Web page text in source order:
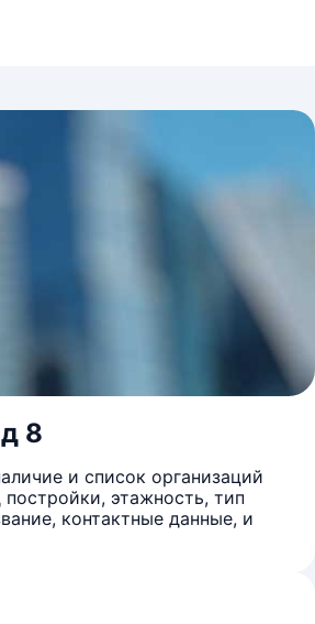
8
и список организаций
этажность, тип
контактные данные, и